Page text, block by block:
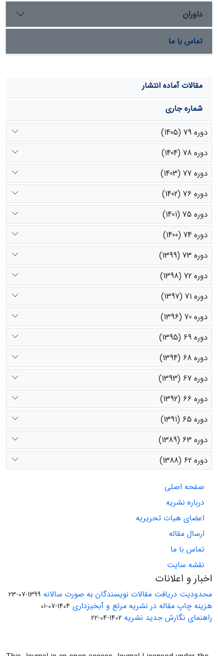
داشتند.
داوران
تماس با ما
مقالات آماده انتشار
شماره جاری
دوره 79 (1405)
دوره 78 (1404)
دوره 77 (1403)
دوره 76 (1402)
دوره 75 (1401)
دوره 74 (1400)
دوره 73 (1399)
دوره 72 (1398)
دوره 71 (1397)
دوره 70 (1396)
دوره 69 (1395)
دوره 68 (1394)
دوره 67 (1393)
دوره 66 (1392)
دوره 65 (1391)
دوره 63 (1389)
دوره 62 (1388)
صفحه اصلی
درباره نشریه
اعضای هیات تحریریه
ارسال مقاله
تماس با ما
نقشه سایت
اخبار و اعلانات
محدودیت دریافت مقالات نویسندگان به صورت سالانه 1399-07-23
هزینه چاپ مقاله در نشریه مرتع و آبخیزداری 1404-07-01
راهنمای نگارش جدید نشریه 1402-04-22